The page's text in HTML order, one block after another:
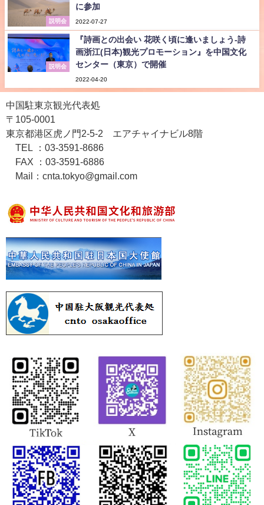
説明会
に参加
2022-07-27
説明会
『詩画との出会い 花咲く頃に逢いましょう-詩
画浙江(日本)観光プロモーション』を中国文化
センター（東京）で開催
2022-04-20
中国駐東京観光代表処
〒105-0001
東京都港区虎ノ門2-5-2 エアチャイナビル8階
TEL ：03-3591-8686
FAX ：03-3591-6886
Mail：cnta.tokyo@gmail.com